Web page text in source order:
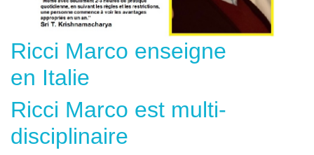
Ricci Marco enseigne
en Italie
Ricci Marco est multi-
disciplinaire